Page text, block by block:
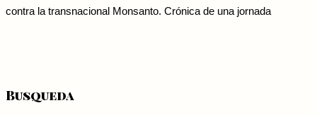
contra la transnacional Monsanto. Crónica de una jornada
Busqueda